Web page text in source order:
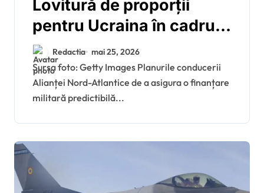
Lovitură de proporții
pentru Ucraina în cadrul
NATO: cinci mari puteri
din Alianță blochează
propunerea lui Mark
Rutte de a aloca
obligatoriu 0,25% din PIB
pentru ajutor militar
Redactia mai 25, 2026
Sursa foto: Getty Images Planurile conducerii
Alianței Nord-Atlantice de a asigura o finanțare
militară predictibilă...